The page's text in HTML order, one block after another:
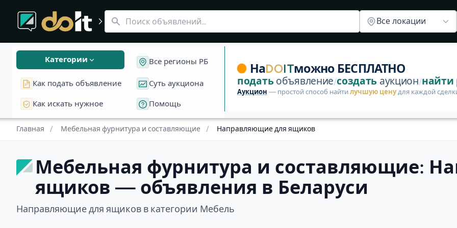
Направляющие для ящиков в категории Мебель Пока нет объявлений в этой категории — опубликуйте
Все локации
Категории Все регионы РБ
Как подать объявление Суть аукциона
Как искать нужное Помощь
НаDOITможно БЕСПЛАТНО
подать объявление/создать аукцион/найти
Аукцион — простой способ найти лучшую ценудля каждой
Главная / Мебельная фурнитура и составляющие / Направляющие для ящиков
Мебельная фурнитура и составляющие:
ящиков — объявления в Беларуси
Направляющие для ящиков в категории Мебель